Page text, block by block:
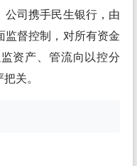
公司携手民生银行，由
监督控制，对所有资金
资产、管流向以控分
关。